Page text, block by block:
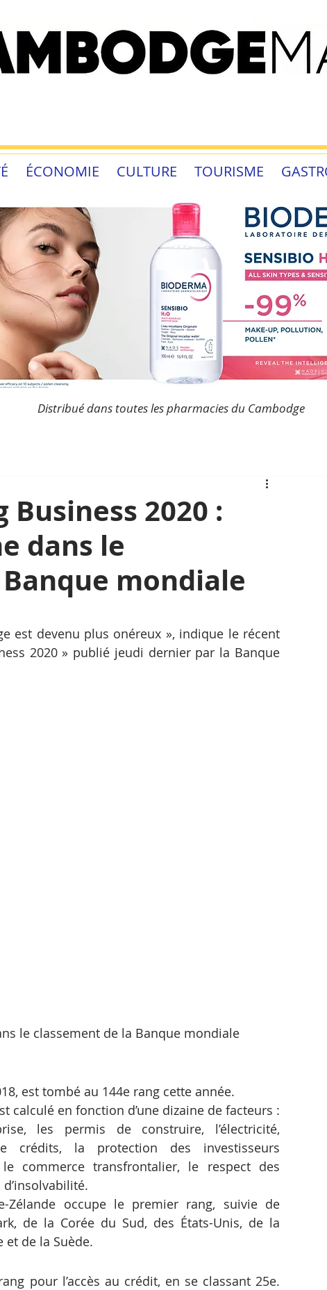
ÉCONOMIE CULTURE TOURISME
Distribué dans toutes les pharmacies du Cambodge
Business 2020 :
dans le
mondiale
est devenu plus onéreux », indique le récent
2020 » publié jeudi dernier par la Banque
le classement de la Banque mondiale
est tombé au 144e rang cette année.
calculé en fonction d’une dizaine de facteurs :
les permis de construire, l’électricité,
crédits, la protection des investisseurs
commerce transfrontalier, le respect des
Zélande occupe le premier rang, suivie de
de la Corée du Sud, des États-Unis, de la
et de la Suède.
pour l’accès au crédit, en se classant 25e.